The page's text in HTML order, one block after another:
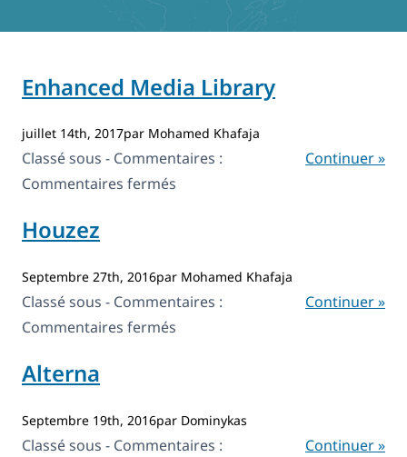
Enhanced Media Library
juillet 14th, 2017par Mohamed Khafaja
Continuer »
Classé sous - Commentaires :
Commentaires fermés
Houzez
Septembre 27th, 2016par Mohamed Khafaja
Continuer »
Classé sous - Commentaires :
Commentaires fermés
Alterna
Septembre 19th, 2016par Dominykas
Continuer »
Classé sous - Commentaires :